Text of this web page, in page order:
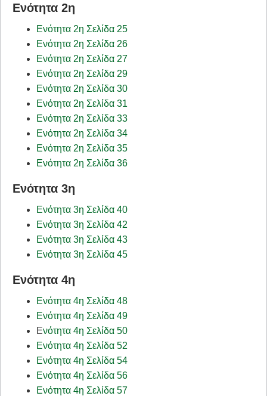
Ενότητα 2η
Ενότητα 2η Σελίδα 25
Ενότητα 2η Σελίδα 26
Ενότητα 2η Σελίδα 27
Ενότητα 2η Σελίδα 29
Ενότητα 2η Σελίδα 30
Ενότητα 2η Σελίδα 31
Ενότητα 2η Σελίδα 33
Ενότητα 2η Σελίδα 34
Ενότητα 2η Σελίδα 35
Ενότητα 2η Σελίδα 36
Ενότητα 3η
Ενότητα 3η Σελίδα 40
Ενότητα 3η Σελίδα 42
Ενότητα 3η Σελίδα 43
Ενότητα 3η Σελίδα 45
Ενότητα 4η
Ενότητα 4η Σελίδα 48
Ενότητα 4η Σελίδα 49
Ενότητα 4η Σελίδα 50
Ενότητα 4η Σελίδα 52
Ενότητα 4η Σελίδα 54
Ενότητα 4η Σελίδα 56
Ενότητα 4η Σελίδα 57